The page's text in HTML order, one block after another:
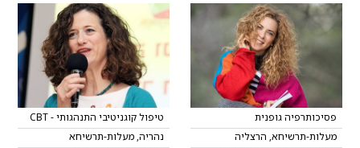
פסיכותרפיה גופנית
מעלות-תרשיחא, הרצליה
טיפול קוגניטיבי התנהגותי - CBT
נהריה, מעלות-תרשיחא